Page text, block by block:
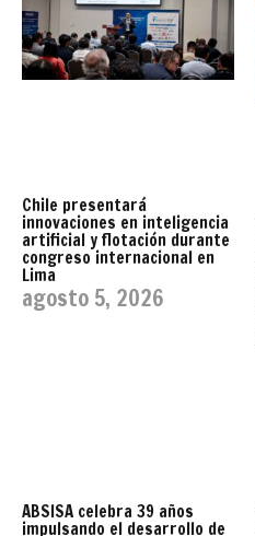
Chile presentará
innovaciones en inteligencia
artificial y flotación durante
congreso internacional en
Lima
agosto 5, 2026
ABSISA celebra 39 años
impulsando el desarrollo de